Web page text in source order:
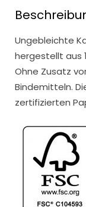
Ungebleichte
hergestellt aus
Ohne Zusatz
Bindemitteln.
zertifizierten